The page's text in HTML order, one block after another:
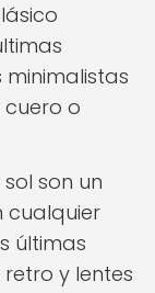
minimalistas
o
son un
cualquier
últimas
y lentes